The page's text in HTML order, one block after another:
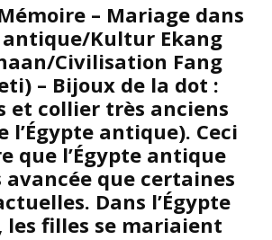
– Mariage dans
antique/Kultur Ekang
Civilisation Fang
– Bijoux de la dot :
et collier très anciens
l’Égypte antique). Ceci
que l’Égypte antique
que certaines
Dans l’Égypte
les filles se mariaient